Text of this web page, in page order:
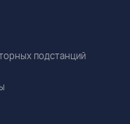
подстанций